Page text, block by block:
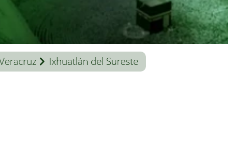
Ixhuatlán del Sureste